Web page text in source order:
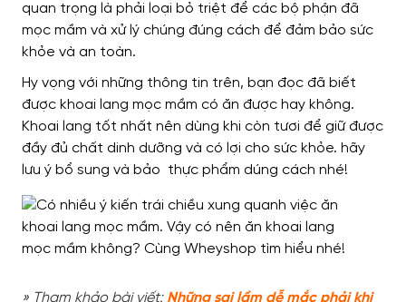
quan trọng là phải loại bỏ triệt để các bộ phận đã
mọc mầm và xử lý chúng đúng cách để đảm bảo sức
khỏe và an toàn.
Hy vọng với những thông tin trên, bạn đọc đã biết
được khoai lang mọc mầm có ăn được hay không.
Khoai lang tốt nhất nên dùng khi còn tươi để giữ được
đầy đủ chất dinh dưỡng và có lợi cho sức khỏe. hãy
lưu ý bổ sung và bảo thực phẩm dúng cách nhé!
» Tham khảo bài viết:Những sai lầm dễ mắc phải khi